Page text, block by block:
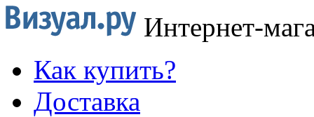
Интернет-
Как купить?
Доставка